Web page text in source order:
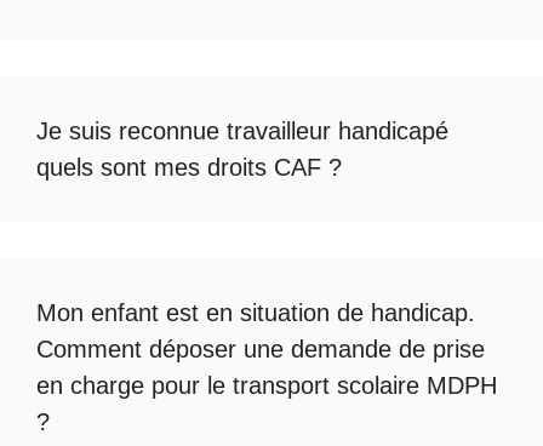
Je suis reconnue travailleur handicapé
quels sont mes droits CAF ?
Mon enfant est en situation de handicap.
Comment déposer une demande de prise
en charge pour le transport scolaire MDPH
?